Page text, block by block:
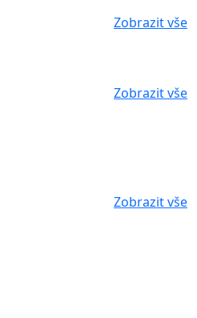
Zobrazit vše
Zobrazit vše
Zobrazit vše